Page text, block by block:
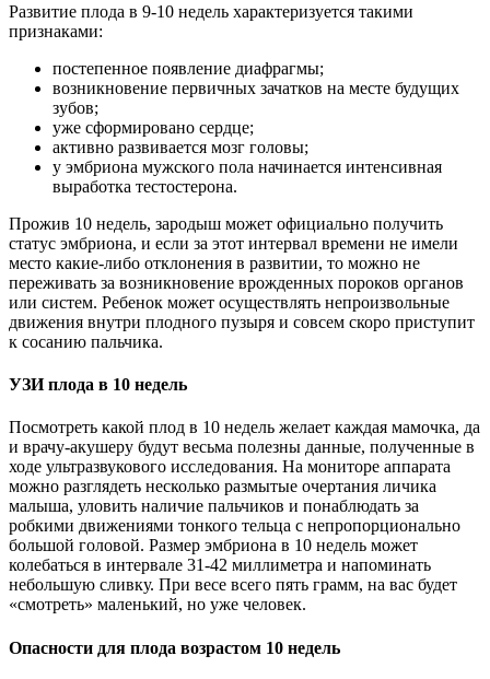
Развитие плода в 9-10 недель характеризуется такими
признаками:
постепенное появление диафрагмы;
возникновение первичных зачатков на месте будущих
зубов;
уже сформировано сердце;
активно развивается мозг головы;
у эмбриона мужского пола начинается интенсивная
выработка тестостерона.
Прожив 10 недель, зародыш может официально получить
статус эмбриона, и если за этот интервал времени не имели
место какие-либо отклонения в развитии, то можно не
переживать за возникновение врожденных пороков органов
или систем. Ребенок может осуществлять непроизвольные
движения внутри плодного пузыря и совсем скоро приступит
к сосанию пальчика.
УЗИ плода в 10 недель
Посмотреть какой плод в 10 недель желает каждая мамочка, да
и врачу-акушеру будут весьма полезны данные, полученные в
ходе ультразвукового исследования. На мониторе аппарата
можно разглядеть несколько размытые очертания личика
малыша, уловить наличие пальчиков и понаблюдать за
робкими движениями тонкого тельца с непропорционально
большой головой. Размер эмбриона в 10 недель может
колебаться в интервале 31-42 миллиметра и напоминать
небольшую сливку. При весе всего пять грамм, на вас будет
«смотреть» маленький, но уже человек.
Опасности для плода возрастом 10 недель